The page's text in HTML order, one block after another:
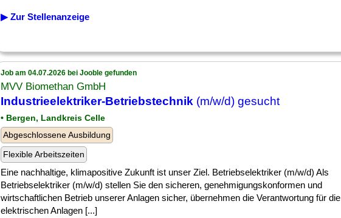
▶ Zur Stellenanzeige
Job am 04.07.2026 bei Jooble gefunden
MVV Biomethan GmbH
Industrieelektriker-Betriebstechnik (m/w/d) gesucht
• Bergen, Landkreis Celle
Abgeschlossene Ausbildung
Flexible Arbeitszeiten
Eine nachhaltige, klimapositive Zukunft ist unser Ziel. Betriebselektriker (m/w/d) Als
Betriebselektriker (m/w/d) stellen Sie den sicheren, genehmigungskonformen und
wirtschaftlichen Betrieb unserer Anlagen sicher, übernehmen die Verantwortung für die
elektrischen Anlagen [...]